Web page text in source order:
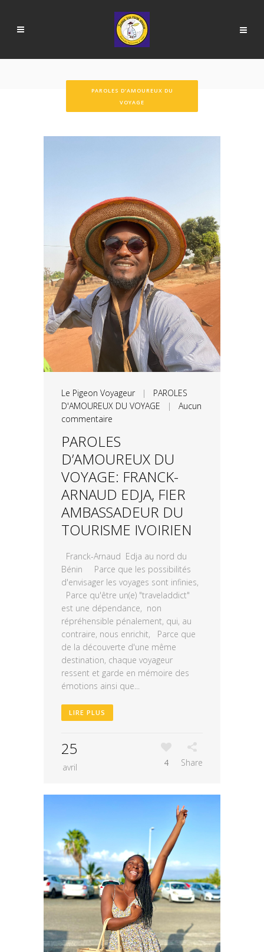
PAROLES D’AMOUREUX DU
VOYAGE
Le Pigeon Voyageur| PAROLES
D'AMOUREUX DU VOYAGE | Aucun
commentaire
PAROLES
D’AMOUREUX DU
VOYAGE: FRANCK-
ARNAUD EDJA, FIER
AMBASSADEUR DU
TOURISME IVOIRIEN
Franck-Arnaud Edja au nord du
Bénin Parce que les possibilités
d'envisager les voyages sont infinies,
Parce qu'être un(e) "traveladdict"
est une dépendance, non
répréhensible pénalement, qui, au
contraire, nous enrichit, Parce que
de la découverte d'une même
destination, chaque voyageur
ressent et garde en mémoire des
émotions ainsi que...
LIRE PLUS
25
avril 4 Share